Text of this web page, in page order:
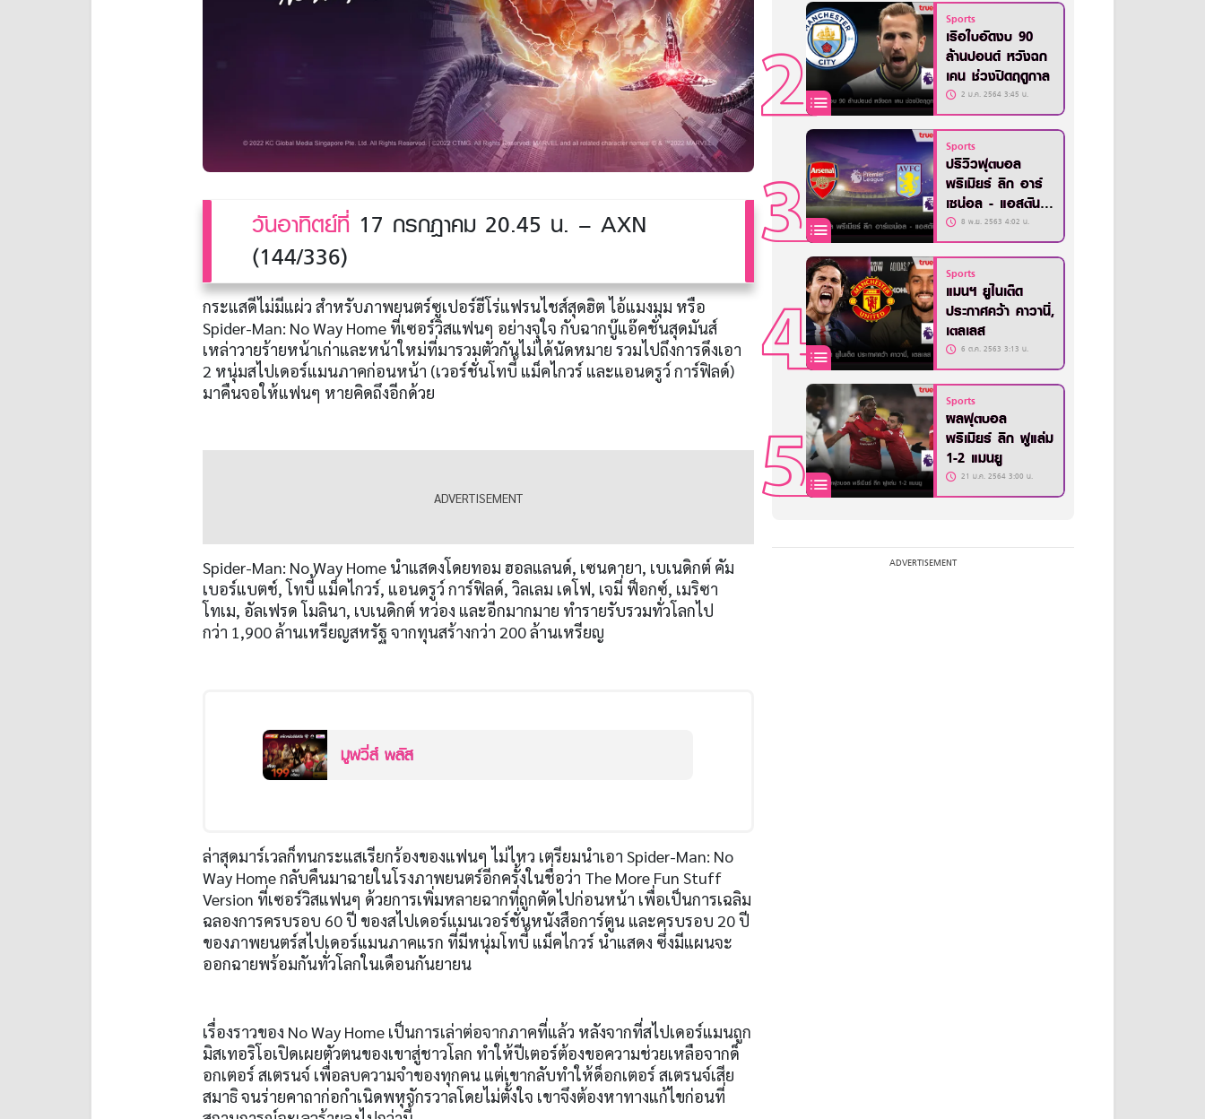
วันอาทิตย์ที่ 17 กรกฎาคม 20.45 น. – AXN
(144/336)
กระแสดีไม่มีแผ่ว สำหรับภาพยนตร์ซูเปอร์ฮีโร่แฟรนไชส์สุดฮิต ไอ้แมงมุม หรือ
Spider-Man: No Way Home ที่เซอร์วิสแฟนๆ อย่างจุใจ กับฉากบู๊แอ๊คชั่นสุดมันส์
เหล่าวายร้ายหน้าเก่าและหน้าใหม่ที่มารวมตัวกันไม่ได้นัดหมาย รวมไปถึงการดึงเอา
2 หนุ่มสไปเดอร์แมนภาคก่อนหน้า (เวอร์ชั่นโทบี้ แม็คไกวร์ และแอนดรูว์ การ์ฟิลด์)
มาคืนจอให้แฟนๆ หายคิดถึงอีกด้วย
Spider-Man: No Way Home นำแสดงโดยทอม ฮอลแลนด์, เซนดายา, เบเนดิกต์ คัม
เบอร์แบตช์, โทบี้ แม็คไกวร์, แอนดรูว์ การ์ฟิลด์, วิลเลม เดโฟ, เจมี่ ฟ็อกซ์, เมริซา
โทเม, อัลเฟรด โมลินา, เบเนดิกต์ หว่อง และอีกมากมาย ทำรายรับรวมทั่วโลกไป
กว่า 1,900 ล้านเหรียญสหรัฐ จากทุนสร้างกว่า 200 ล้านเหรียญ
มูฟวี่ส์ พลัส
ล่าสุดมาร์เวลก็ทนกระแสเรียกร้องของแฟนๆ ไม่ไหว เตรียมนำเอา Spider-Man: No
Way Home กลับคืนมาฉายในโรงภาพยนตร์อีกครั้งในชื่อว่า The More Fun Stuff
Version ที่เซอร์วิสแฟนๆ ด้วยการเพิ่มหลายฉากที่ถูกตัดไปก่อนหน้า เพื่อเป็นการเฉลิม
ฉลองการครบรอบ 60 ปี ของสไปเดอร์แมนเวอร์ชั่นหนังสือการ์ตูน และครบรอบ 20 ปี
ของภาพยนตร์สไปเดอร์แมนภาคแรก ที่มีหนุ่มโทบี้ แม็คไกวร์ นำแสดง ซึ่งมีแผนจะ
ออกฉายพร้อมกันทั่วโลกในเดือนกันยายน
เรื่องราวของ No Way Home เป็นการเล่าต่อจากภาคที่แล้ว หลังจากที่สไปเดอร์แมนถูก
มิสเทอริโอเปิดเผยตัวตนของเขาสู่ชาวโลก ทำให้ปีเตอร์ต้องขอความช่วยเหลือจากด็
อกเตอร์ สเตรนจ์ เพื่อลบความจำของทุกคน แต่เขากลับทำให้ด็อกเตอร์ สเตรนจ์เสีย
สมาธิ จนร่ายคาถาก่อกำเนิดพหุจักรวาลโดยไม่ตั้งใจ เขาจึงต้องหาทางแก้ไขก่อนที่
Sports
เรือใบอัดงบ 90
ล้านปอนด์ หวังฉก
เคน ช่วงปิดฤดูกาล
2 ม.ค. 2564 3:45 น.
Sports
ปรีวิวฟุตบอล
พรีเมียร์ ลีก อาร์
เซน่อล - แอสตัน
วิลล่า8 พ.ย. 2563 4:02 น.
Sports
แมนฯ ยูไนเต็ด
ประกาศคว้า คาวานี่,
เตลเลส
6 ต.ค. 2563 3:13 น.
Sports
ผลฟุตบอล
พรีเมียร์ ลีก ฟูแล่ม
1-2 แมนยู
21 ม.ค. 2564 3:00 น.